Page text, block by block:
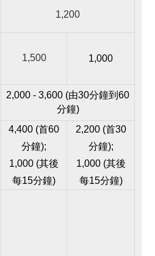
1,200
1,500 1,000
2,000 - 3,600 (由30分鐘到60
分鐘)
4,400 (首60
分鐘);
1,000 (其後
每15分鐘)
2,200 (首30
分鐘);
1,000 (其後
每15分鐘)